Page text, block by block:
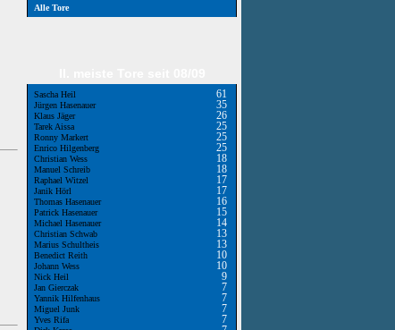
Alle Tore
Sascha Heil 61
Jürgen Hasenauer 35
Klaus Jäger 26
Tarek Aissa 25
Ronny Markert 25
Enrico Hilgenberg 25
Christian Wess 18
Manuel Schreib 18
Raphael Witzel 17
Janik Hörl 17
Thomas Hasenauer 16
Patrick Hasenauer 15
Michael Hasenauer 14
Christian Schwab 13
Marius Schultheis 13
Benedict Reith 10
Johann Wess 10
Nick Heil 9
Jan Gierczak 7
Yannik Hilfenhaus 7
Miguel Junk 7
Yves Rifa 7